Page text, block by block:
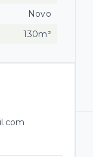
Novo
130m²